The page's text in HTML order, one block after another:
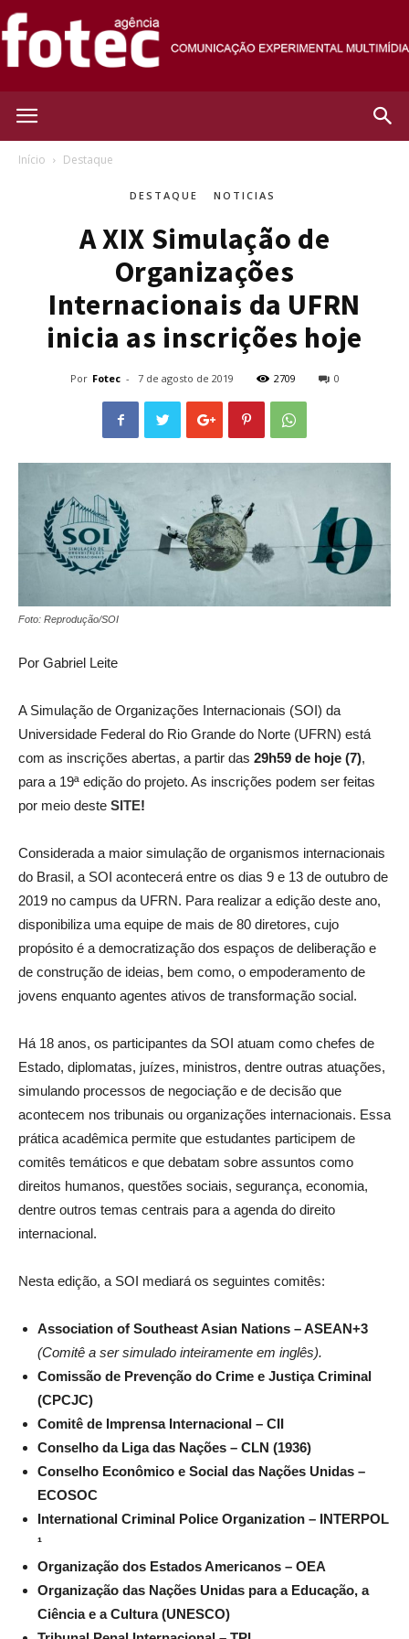
Início Destaque
DESTAQUE NOTICIAS
A XIX Simulação de
Organizações
Internacionais da UFRN
inicia as inscrições hoje
Por Fotec - 7 de agosto de 2019 2709 0
Foto: Reprodução/SOI
Por Gabriel Leite
A Simulação de Organizações Internacionais (SOI) da
Universidade Federal do Rio Grande do Norte (UFRN) está
com as inscrições abertas, a partir das 29h59 de hoje (7),
para a 19ª edição do projeto. As inscrições podem ser feitas
por meio deste SITE!
Considerada a maior simulação de organismos internacionais
do Brasil, a SOI acontecerá entre os dias 9 e 13 de outubro de
2019 no campus da UFRN. Para realizar a edição deste ano,
disponibiliza uma equipe de mais de 80 diretores, cujo
propósito é a democratização dos espaços de deliberação e
de construção de ideias, bem como, o empoderamento de
jovens enquanto agentes ativos de transformação social.
Há 18 anos, os participantes da SOI atuam como chefes de
Estado, diplomatas, juízes, ministros, dentre outras atuações,
simulando processos de negociação e de decisão que
acontecem nos tribunais ou organizações internacionais. Essa
prática acadêmica permite que estudantes participem de
comitês temáticos e que debatam sobre assuntos como
direitos humanos, questões sociais, segurança, economia,
dentre outros temas centrais para a agenda do direito
internacional.
Nesta edição, a SOI mediará os seguintes comitês:
Association of Southeast Asian Nations – ASEAN+3
(Comitê a ser simulado inteiramente em inglês).
Comissão de Prevenção do Crime e Justiça Criminal
(CPCJC)
Comitê de Imprensa Internacional – CII
Conselho da Liga das Nações – CLN (1936)
Conselho Econômico e Social das Nações Unidas –
ECOSOC
International Criminal Police Organization – INTERPOL
¹
Organização dos Estados Americanos – OEA
Organização das Nações Unidas para a Educação, a
Ciência e a Cultura (UNESCO)